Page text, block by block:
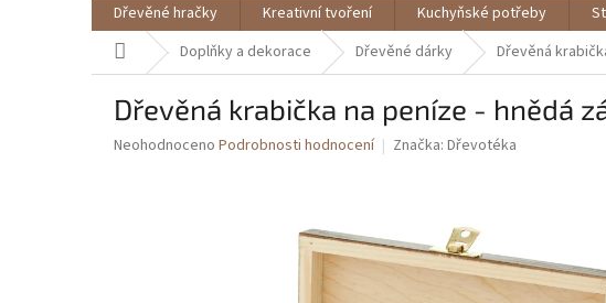
Dřevěné hračky Kreativní tvoření Kuchyňské potřeby
Domů Doplňky a dekorace Dřevěné dárky Dřevěná
Dřevěná krabička na peníze - hnědá
Průměrné
Neohodnoceno Podrobnosti hodnocení Značka: Dřevotéka